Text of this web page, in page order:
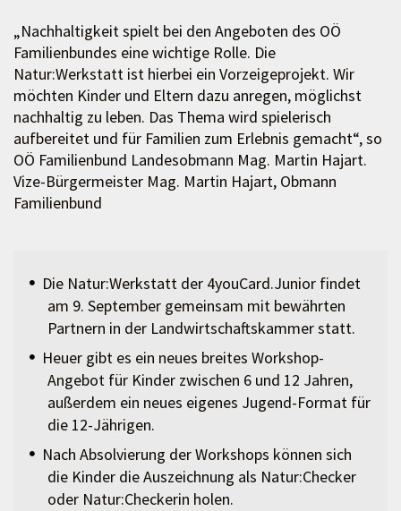
„Nachhaltigkeit spielt bei den Angeboten des OÖ
Familienbundes eine wichtige Rolle. Die
Natur:Werkstatt ist hierbei ein Vorzeigeprojekt. Wir
möchten Kinder und Eltern dazu anregen, möglichst
nachhaltig zu leben. Das Thema wird spielerisch
aufbereitet und für Familien zum Erlebnis gemacht“, so
OÖ Familienbund Landesobmann Mag. Martin Hajart.
Vize-Bürgermeister Mag. Martin Hajart, Obmann
Familienbund
Die Natur:Werkstatt der 4youCard.Junior findet
am 9. September gemeinsam mit bewährten
Partnern in der Landwirtschaftskammer statt.
Heuer gibt es ein neues breites Workshop-
Angebot für Kinder zwischen 6 und 12 Jahren,
außerdem ein neues eigenes Jugend-Format für
die 12-Jährigen.
Nach Absolvierung der Workshops können sich
die Kinder die Auszeichnung als Natur:Checker
oder Natur:Checkerin holen.